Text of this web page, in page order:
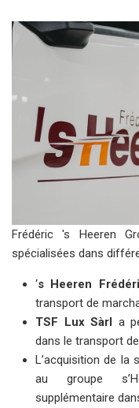
Frédéric 's Heeren
spécialisées dans
‘s Heeren
transport de
TSF Lux Sàrl a
dans le transport
L’acquisition de la
au groupe
supplémentaire